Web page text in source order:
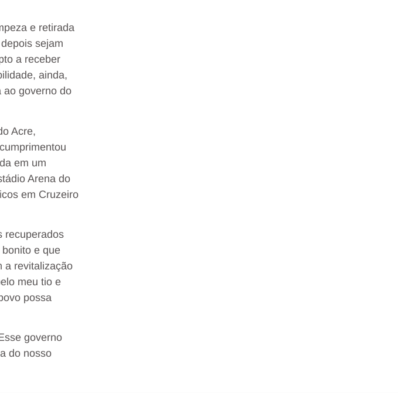
e retirada
sejam
a receber
ainda,
ao governo do
Acre,
em um
Arena do
em Cruzeiro
recuperados
e que
a revitalização
meu tio e
possa
governo
do nosso